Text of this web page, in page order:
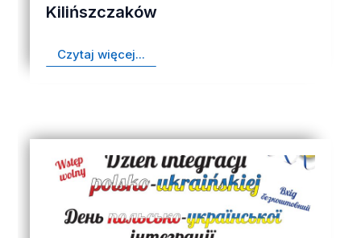
Kilińszczaków
Czytaj więcej...